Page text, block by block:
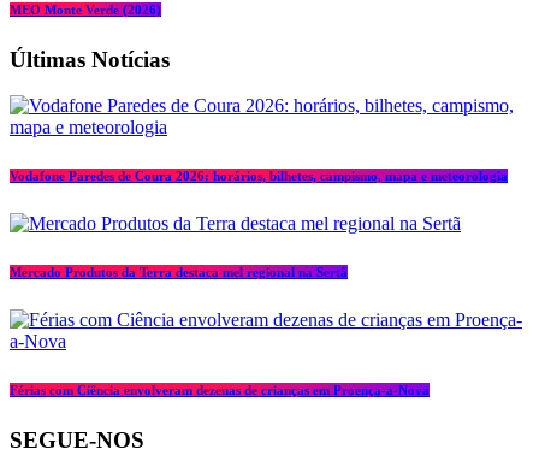
MEO Monte Verde (2026)
Últimas Notícias
Vodafone Paredes de Coura 2026: horários, bilhetes, campismo, mapa e meteorologia
Mercado Produtos da Terra destaca mel regional na Sertã
Férias com Ciência envolveram dezenas de crianças em Proença-a-Nova
SEGUE-NOS